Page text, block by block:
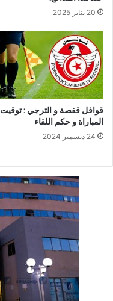
20 يناير 2025
قوافل قفصة و الترجي : توقيت
المباراة و حكم اللقاء
24 ديسمبر 2024